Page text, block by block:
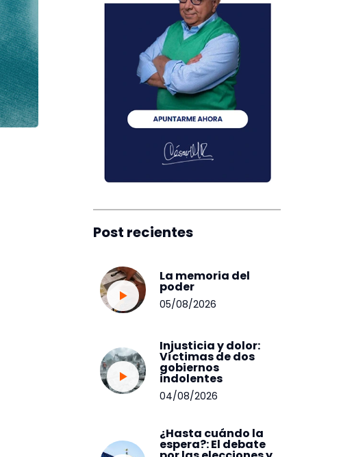
Post recientes
La memoria del
poder
05/08/2026
Injusticia y dolor:
Víctimas de dos
gobiernos
indolentes
04/08/2026
¿Hasta cuándo la
espera?: El debate